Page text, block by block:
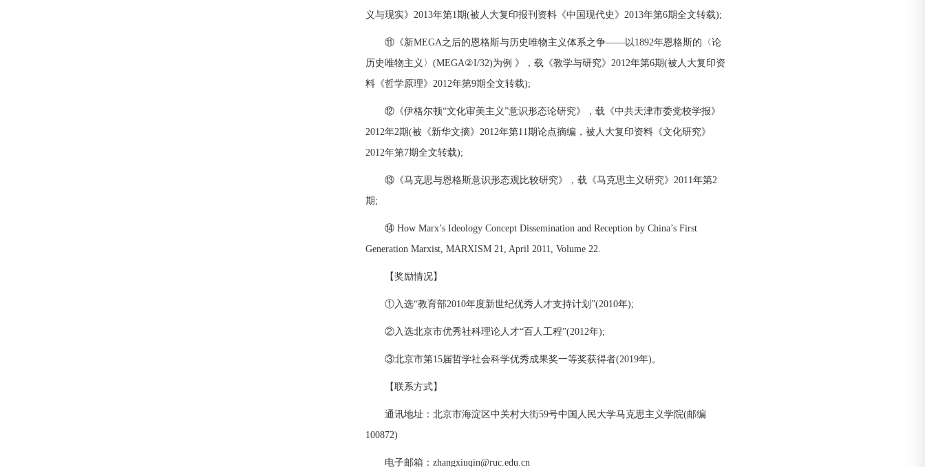
义与现实》2013年第1期(被人大复印报刊资料《中国现代史》2013年第6期全文转载);
⑪《新MEGA之后的恩格斯与历史唯物主义体系之争——以1892年恩格斯的〈论
历史唯物主义〉(MEGA②I/32)为例 》，载《教学与研究》2012年第6期(被人大复印资
料《哲学原理》2012年第9期全文转载);
⑫《伊格尔顿“文化审美主义”意识形态论研究》，载《中共天津市委党校学报》
2012年2期(被《新华文摘》2012年第11期论点摘编，被人大复印资料《文化研究》
2012年第7期全文转载);
⑬《马克思与恩格斯意识形态观比较研究》，载《马克思主义研究》2011年第2
期;
⑭ How Marx’s Ideology Concept Dissemination and Reception by China’s First
Generation Marxist, MARXISM 21, April 2011, Volume 22.
【奖励情况】
①入选“教育部2010年度新世纪优秀人才支持计划”(2010年);
②入选北京市优秀社科理论人才“百人工程”(2012年);
③北京市第15届哲学社会科学优秀成果奖一等奖获得者(2019年)。
【联系方式】
通讯地址：北京市海淀区中关村大街59号中国人民大学马克思主义学院(邮编
100872)
电子邮箱：zhangxiuqin@ruc.edu.cn